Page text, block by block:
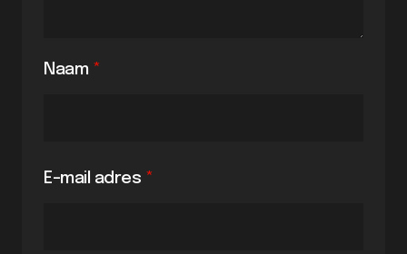
Naam *
E-mail adres *